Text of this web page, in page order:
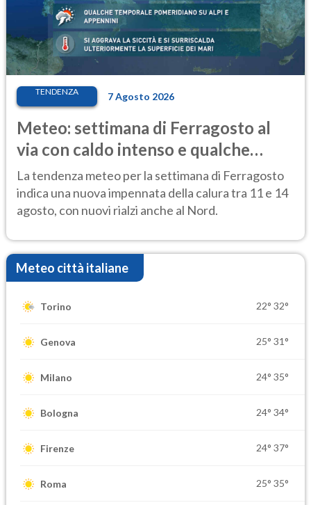
TENDENZA 7 Agosto 2026
Meteo: settimana di Ferragosto al
via con caldo intenso e qualche
temporale
La tendenza meteo per la settimana di Ferragosto
indica una nuova impennata della calura tra 11 e 14
agosto, con nuovi rialzi anche al Nord.
Meteo città italiane
Torino 22° 32°
Genova 25° 31°
Milano 24° 35°
Bologna 24° 34°
Firenze 24° 37°
Roma 25° 35°